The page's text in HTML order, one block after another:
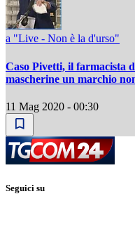
a "Live - Non è la d'urso"
Caso Pivetti, il farmacista
mascherine un marchio
11 Mag 2020 - 00:30
Seguici su